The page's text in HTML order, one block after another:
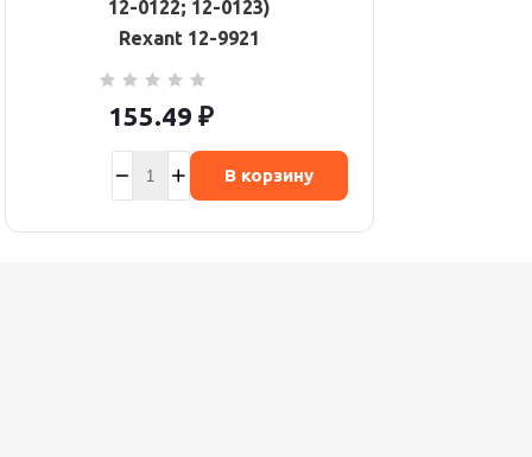
12-0122; 12-0123)
Rexant 12-9921
155.49 ₽
В корзину